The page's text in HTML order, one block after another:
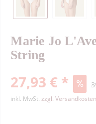
Marie Jo
String
27,93 € *
inkl. MwSt. zzgl. Versandkosten